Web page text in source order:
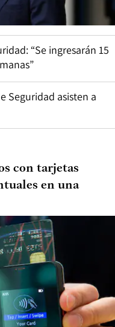
“Se ingresarán 15
Seguridad asisten a
con tarjetas
en una